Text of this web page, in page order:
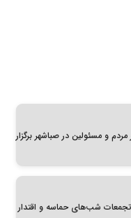
و مسئولین در صباشهر برگزار
شب‌های حماسه و اقتدار